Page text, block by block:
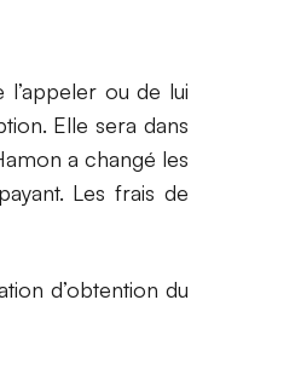
ou de lui
Elle sera dans
a changé les
Les frais de
d’obtention du